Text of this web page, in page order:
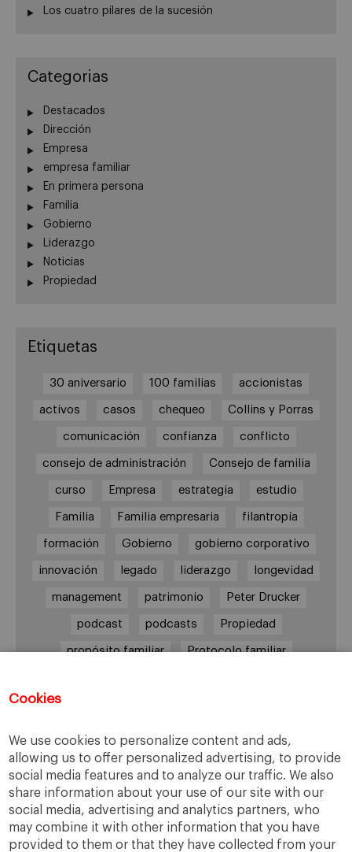
Cookies
We use cookies to personalize content and ads,
allowing us to offer personalized advertising, to provide
social media features and to analyze our traffic. We also
share information about your use of our site with our
social media, advertising and analytics partners, who
may combine it with other information that you have
provided to them or that they have collected from your
Los cuatro pilares de la sucesión
Categorias
Destacados
Dirección
Empresa
empresa familiar
En primera persona
Familia
Gobierno
Liderazgo
Noticias
Propiedad
Etiquetas
30 aniversario 100 familias accionistas
activos casos chequeo Collins y Porras
comunicación confianza conflicto
consejo de administración Consejo de familia
curso Empresa estrategia estudio
Familia Familia empresaria filantropía
formación Gobierno gobierno corporativo
innovación legado liderazgo longevidad
management patrimonio Peter Drucker
podcast podcasts Propiedad
propósito familiar Protocolo familiar
salud
toma de decisiones valores virtudes
Enlaces